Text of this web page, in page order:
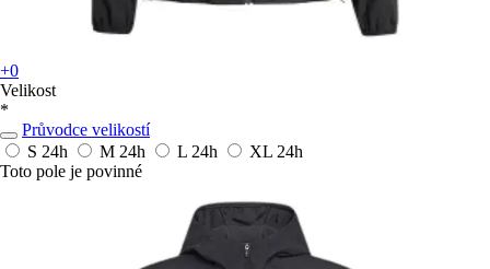
+0
Velikost
*
Průvodce velikostí
S 24h M 24h L 24h XL 24h
Toto pole je povinné